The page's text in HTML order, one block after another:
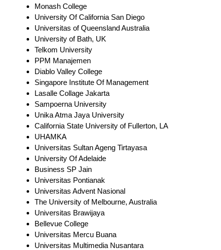
Monash College
University Of California San Diego
Universitas of Queensland Australia
University of Bath, UK
Telkom University
PPM Manajemen
Diablo Valley College
Singapore Institute Of Management
Lasalle Collage Jakarta
Sampoerna University
Unika Atma Jaya University
California State University of Fullerton, LA
UHAMKA
Universitas Sultan Ageng Tirtayasa
University Of Adelaide
Business SP Jain
Universitas Pontianak
Universitas Advent Nasional
The University of Melbourne, Australia
Universitas Brawijaya
Bellevue College
Universitas Mercu Buana
Universitas Multimedia Nusantara